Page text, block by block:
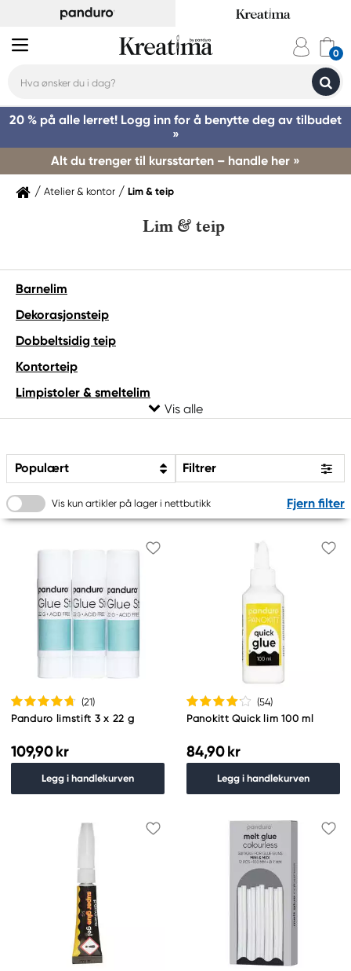
20 % på alle lerret! Logg inn for å benytte deg av tilbudet
»
Alt du trenger til kursstarten – handle her »
Atelier & kontor Lim & teip
Lim & teip
Barnelim
Dekorasjonsteip
Dobbeltsidig teip
Kontorteip
Limpistoler & smeltelim
Maskeringsteip
Spesiallim
Spesialteip
Spraylim
Superlim
Universallim
Populært Filtrer
Vis kun artikler på lager i nettbutikk Fjern filter
(21)
Panduro limstift 3 x 22 g
109,90 kr
Legg i handlekurven
(54)
Panokitt Quick lim 100 ml
84,90 kr
Legg i handlekurven